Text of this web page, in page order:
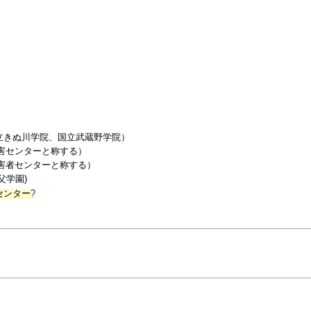
ぬ川学院、国立武蔵野学院）
ンターと称する）
センターと称する）
学園)
ンター?